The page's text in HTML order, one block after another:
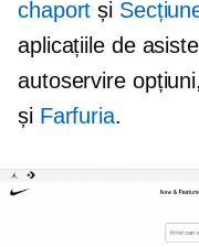
chaport și
aplicațiile de
autoservire
și Farfuria.